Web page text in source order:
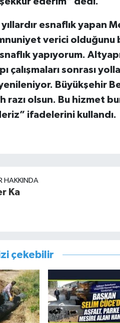
esnaflık yapan
verici olduğunu
yapıyorum.
çalışmaları sonrası
Büyükşehir
razı olsun. Bu hizmet
ifadelerini kullandı.
HAKKINDA
Ka
çekebilir